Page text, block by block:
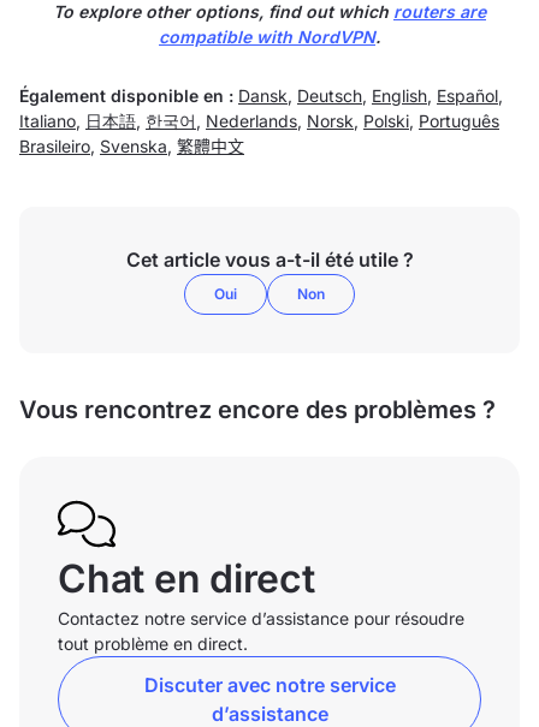
To explore other options, find out which routers are
compatible with NordVPN.
Également disponible en : Dansk, Deutsch, English, Español,
Italiano, 日本語, 한국어 , Nederlands, Norsk, Polski, Português
Brasileiro, Svenska, 繁體中文
Cet article vous a-t-il été utile ?
Oui Non
Vous rencontrez encore des problèmes ?
Chat en direct
Contactez notre service d’assistance pour résoudre
tout problème en direct.
Discuter avec notre service
d’assistance